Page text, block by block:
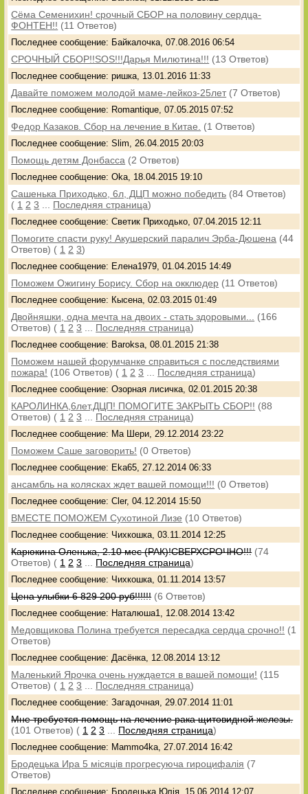
Сёма Семенихин! срочный СБОР на половину сердца-
ФОНТЕН!! (11 Ответов)
Последнее сообщение: Байкалочка, 07.08.2016 06:54
СРОЧНЫЙ СБОР!!SOS!!!Дарья Милютина!!! (13 Ответов)
Последнее сообщение: ришка, 13.01.2016 11:33
Давайте поможем молодой маме-лейкоз-25лет (7 Ответов)
Последнее сообщение: Romantique, 07.05.2015 07:52
Федор Казаков. Сбор на лечение в Китае. (1 Ответов)
Последнее сообщение: Slim, 26.04.2015 20:03
Помощь детям Донбасса (2 Ответов)
Последнее сообщение: Oka, 18.04.2015 19:10
Сашенька Приходько, 6л, ДЦП можно победить (84 Ответов)
( 1 2 3 Последняя страница)
Последнее сообщение: Светик Приходько, 07.04.2015 12:11
Помогите спасти руку! Акушерский паралич Эрба-Дюшена (44
Ответов) ( 1 2 3)
Последнее сообщение: Елена1979, 01.04.2015 14:49
Поможем Ожигину Борису. Сбор на окклюдер (11 Ответов)
Последнее сообщение: Кысена, 02.03.2015 01:49
Двойняшки, одна мечта на двоих - стать здоровыми...
(166
Ответов) ( 1 2 3 Последняя страница)
Последнее сообщение: Baroksa, 08.01.2015 21:38
Поможем нашей форумчанке справиться с последствиями
пожара! (106 Ответов) ( 1 2 3 Последняя страница)
Последнее сообщение: Озорная лисичка, 02.01.2015 20:38
КАРОЛИНКА,6лет,ДЦП! ПОМОГИТЕ ЗАКРЫТЬ СБОР!! (88
Ответов) ( 1 2 3 Последняя страница)
Последнее сообщение: Ма Шери, 29.12.2014 23:22
Поможем Саше заговорить! (0 Ответов)
Последнее сообщение: Eka65, 27.12.2014 06:33
ансамбль на колясках ждет вашей помощи!!! (0 Ответов)
Последнее сообщение: Cler, 04.12.2014 15:50
ВМЕСТЕ ПОМОЖЕМ Сухотиной Лизе (10 Ответов)
Последнее сообщение: Чихкошка, 03.11.2014 12:25
Карюкина Оленька, 2.10 мес (РАК)!СВЕРХСРОЧНО!!! (74
Ответов) ( 1 2 3 Последняя страница)
Последнее сообщение: Чихкошка, 01.11.2014 13:57
Цена улыбки 6 829 200 руб!!!!!! (6 Ответов)
Последнее сообщение: Наталюша1, 12.08.2014 13:42
Медовщикова Полина требуется пересадка сердца срочно!! (1
Ответов)
Последнее сообщение: Дасёнка, 12.08.2014 13:12
Маленький Ярочка очень нуждается в вашей помощи! (115
Ответов) ( 1 2 3 Последняя страница)
Последнее сообщение: Загадочная, 29.07.2014 11:01
Мне требуется помощь на лечение рака щитовидной железы.
(101 Ответов) ( 1 2 3 Последняя страница)
Последнее сообщение: Mammo4ka, 27.07.2014 16:42
Бродецька Ира 5 мicяцiв прогресуюча гироцифалiя (7
Ответов)
Последнее сообщение: Бродецька Юлiя, 15.06.2014 12:07